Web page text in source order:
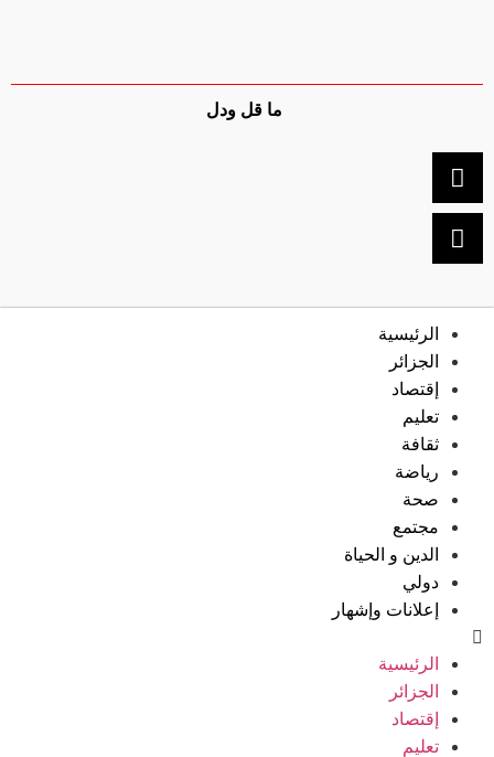
ما قل ودل
الرئيسية
الجزائر
إقتصاد
تعليم
ثقافة
رياضة
صحة
مجتمع
الدين و الحياة
دولي
إعلانات وإشهار
الرئيسية
الجزائر
إقتصاد
تعليم